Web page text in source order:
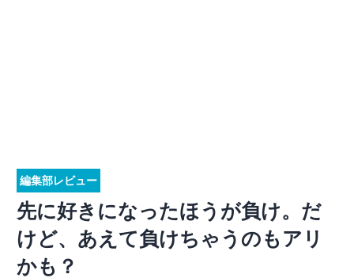
編集部レビュー
先に好きになったほうが負け。だ
けど、あえて負けちゃうのもアリ
かも？